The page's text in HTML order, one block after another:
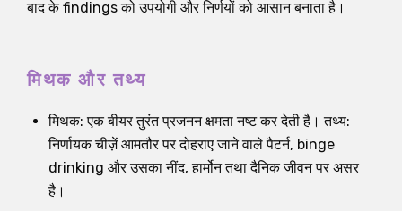
बाद के findings को उपयोगी और निर्णयों को आसान बनाता है।
मिथक और तथ्य
मिथक: एक बीयर तुरंत प्रजनन क्षमता नष्ट कर देती है। तथ्य:
निर्णायक चीज़ें आमतौर पर दोहराए जाने वाले पैटर्न, binge
drinking और उसका नींद, हार्मोन तथा दैनिक जीवन पर असर
है।